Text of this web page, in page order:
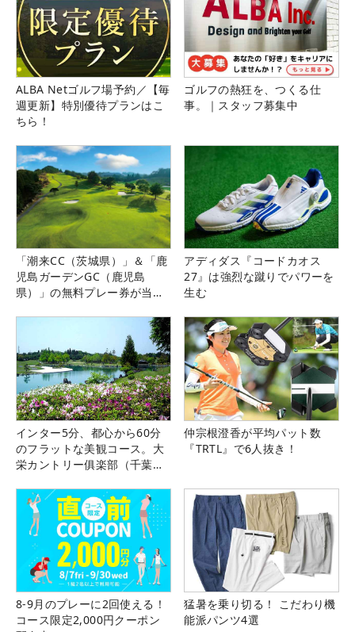
ALBA Netゴルフ場予約／【毎
週更新】特別優待プランはこ
ちら！
ゴルフの熱狂を、つくる仕
事。｜スタッフ募集中
「潮来CC（茨城県）」＆「鹿
児島ガーデンGC（鹿児島
県）」の無料プレー券が当た
アディダス『コードカオス
27』は強烈な蹴りでパワーを
生む
インター5分、都心から60分
のフラットな美観コース。大
栄カントリー俱楽部（千葉
仲宗根澄香が平均パット数
『TRTL』で6人抜き！
8-9月のプレーに2回使える！
コース限定2,000円クーポン
猛暑を乗り切る！ こだわり機
能派パンツ4選